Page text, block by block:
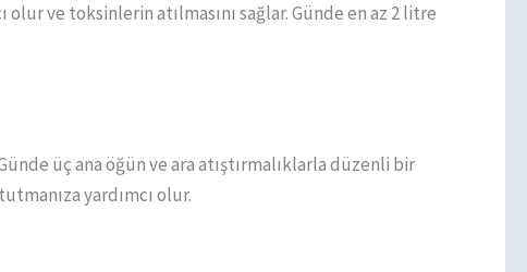
olur ve toksinlerin atılmasını sağlar. Günde en az 2 litre
üç ana öğün ve ara atıştırmalıklarla düzenli bir
yardımcı olur.